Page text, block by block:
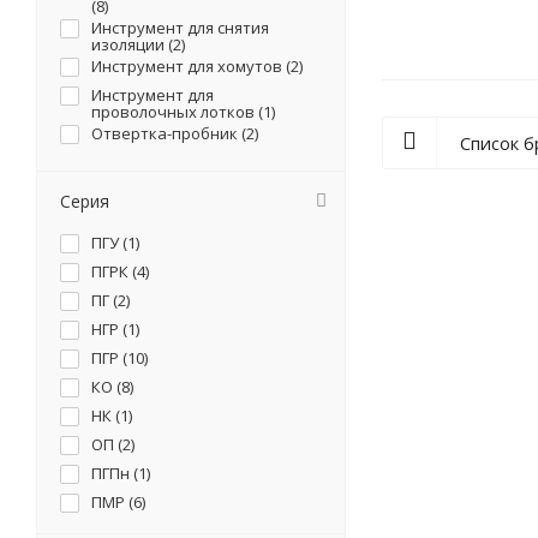
Список
(8)
Инструмент для снятия
изоляции (2)
Инструмент для хомутов (2)
Инструмент для
проволочных лотков (1)
Отвертка-пробник (2)
Серия
ПГУ (1)
ПГРК (4)
ПГ (2)
НГР (1)
ПГР (10)
КО (8)
НК (1)
ОП (2)
ПГПн (1)
ПМР (6)